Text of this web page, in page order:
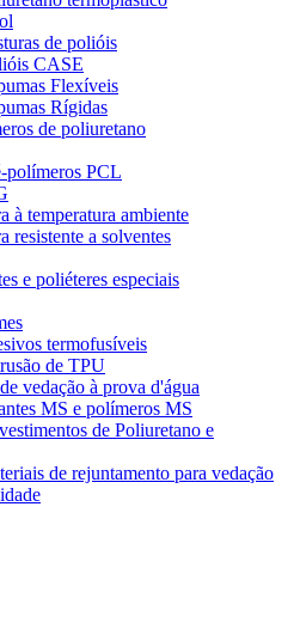
de polióis
CASE
Flexíveis
Rígidas
de poliuretano
polímeros PCL
à temperatura ambiente
resistente a solventes
e poliéteres especiais
termofusíveis
de TPU
vedação à prova d'água
MS e polímeros MS
de Poliuretano e
de rejuntamento para vedação